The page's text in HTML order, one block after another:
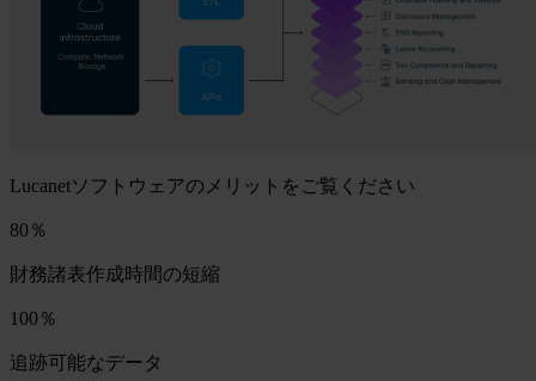
Lucanetソフトウェアのメリットをご覧ください
80％
財務諸表作成時間の短縮
100％
追跡可能なデータ